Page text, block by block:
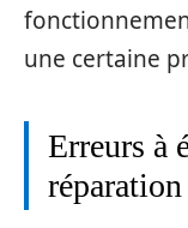
une certaine
Erreurs à
réparation